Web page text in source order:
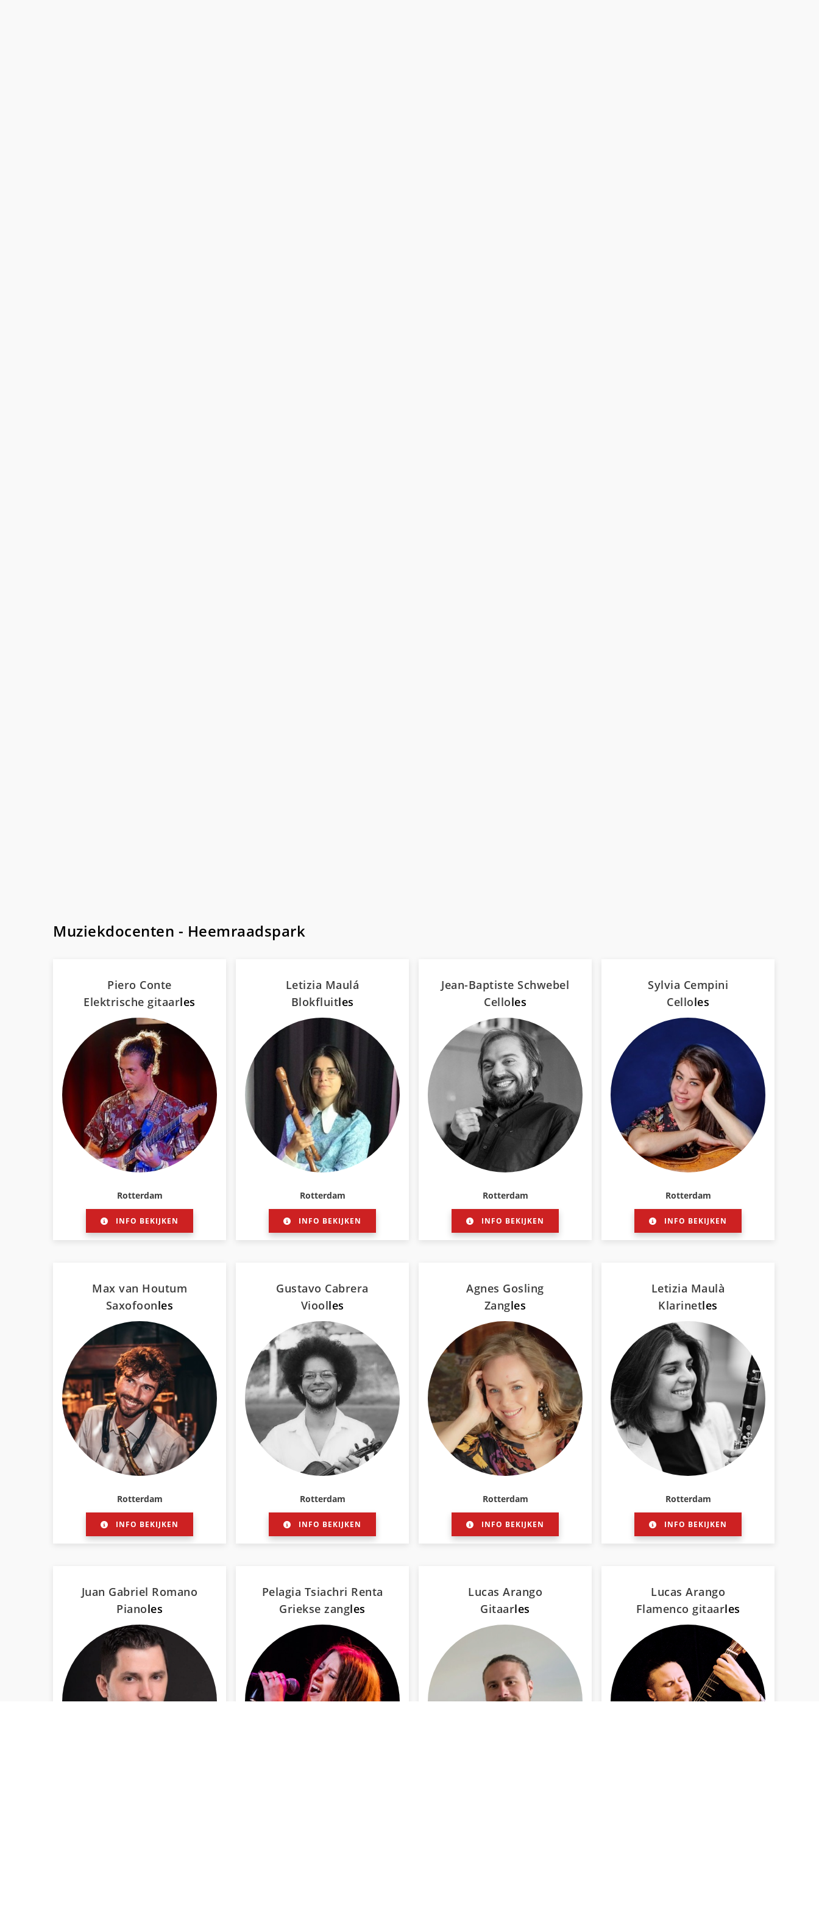
Muziekdocenten - Heemraadspark
Piero Conte
Elektrische gitaarles
Rotterdam
INFO BEKIJKEN
Letizia Maulá
Blokfluitles
Rotterdam
INFO BEKIJKEN
Jean-Baptiste Schwebel
Celloles
Rotterdam
INFO BEKIJKEN
Sylvia Cempini
Celloles
Rotterdam
INFO BEKIJKEN
Max van Houtum
Saxofoonles
Rotterdam
INFO BEKIJKEN
Gustavo Cabrera
Vioolles
Rotterdam
INFO BEKIJKEN
Agnes Gosling
Zangles
Rotterdam
INFO BEKIJKEN
Letizia Maulà
Klarinetles
Rotterdam
INFO BEKIJKEN
Juan Gabriel Romano
Pianoles
Pelagia Tsiachri Renta
Griekse zangles
Lucas Arango
Gitaarles
Lucas Arango
Flamenco gitaarles